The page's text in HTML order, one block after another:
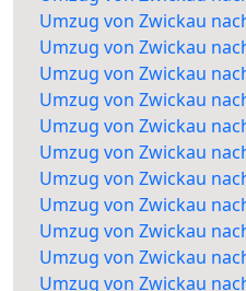
Umzug von Zwickau
Umzug von Zwickau
Umzug von Zwickau
Umzug von Zwickau
Umzug von Zwickau
Umzug von Zwickau
Umzug von Zwickau
Umzug von Zwickau
Umzug von Zwickau
Umzug von Zwickau
Umzug von Zwickau